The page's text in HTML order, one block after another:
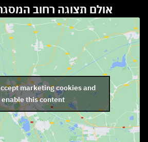
אולם תצוגה רחוב המסגר 21
marketing cookies and
enable this content